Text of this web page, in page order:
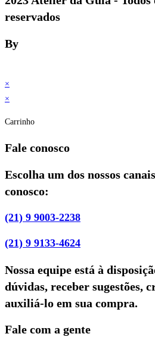
reservados
By
×
×
Carrinho
Fale conosco
Escolha um dos nossos
conosco:
(21) 9 9003-2238
(21) 9 9133-4624
Nossa equipe está à
dúvidas, receber sugestões,
auxiliá-lo em sua compra.
Fale com a gente